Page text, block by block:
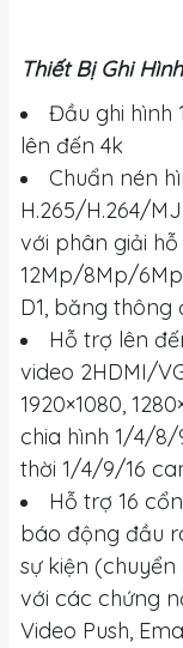
Thiết Bị Ghi
Đầu ghi hình
lên đến 4k
Chuẩn nén
H.265/H.264/
với phân giải
12Mp/8Mp/
D1, băng thông
Hỗ trợ lên
video 2HDMI/
1920×1080,
chia hình 1/4/
thời 1/4/9/16
Hỗ trợ 16
báo động đầu
sự kiện
với các chứng
Video Push,